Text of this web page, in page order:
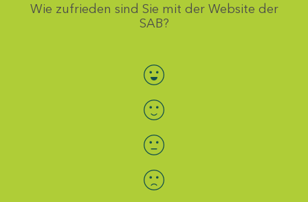
Wie zufrieden sind Sie mit der Website der
SAB?
Bewertung auswählen